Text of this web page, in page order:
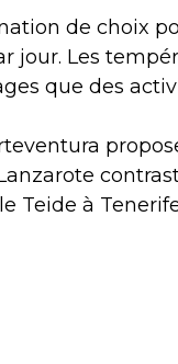
de choix
jour. Les
que des
Teide à